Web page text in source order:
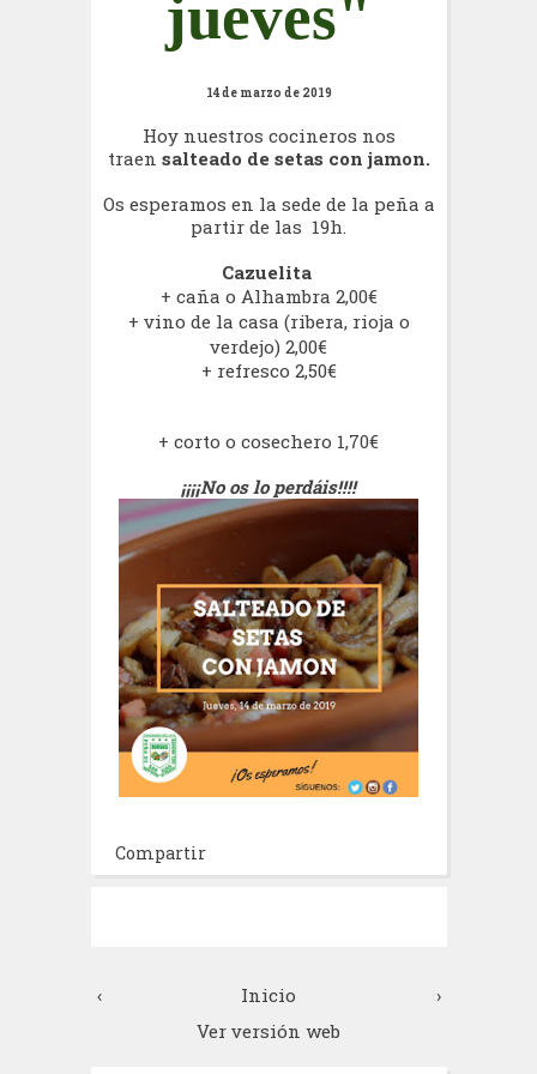
jueves"
14 de marzo de 2019
Hoy nuestros cocineros nos
traen salteado de setas con jamon.
Os esperamos en la sede de la peña a
partir de las 19h.
Cazuelita
+ caña o Alhambra 2,00€
+ vino de la casa (ribera, rioja o
verdejo) 2,00€
+ refresco 2,50€
+ corto o cosechero 1,70€
¡¡¡¡No os lo perdáis!!!!
Compartir
‹ ›
Inicio
Ver versión web